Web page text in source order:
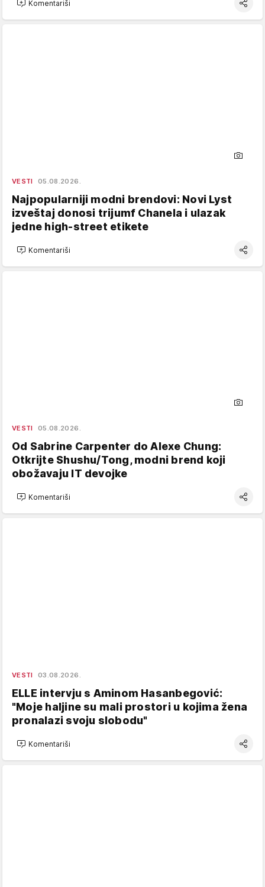
Komentariši
VESTI 05.08.2026.
Najpopularniji modni brendovi: Novi Lyst
izveštaj donosi trijumf Chanela i ulazak
jedne high-street etikete
Komentariši
VESTI 05.08.2026.
Od Sabrine Carpenter do Alexe Chung:
Otkrijte Shushu/Tong, modni brend koji
obožavaju IT devojke
Komentariši
VESTI 03.08.2026.
ELLE intervju s Aminom Hasanbegović:
"Moje haljine su mali prostori u kojima žena
pronalazi svoju slobodu"
Komentariši